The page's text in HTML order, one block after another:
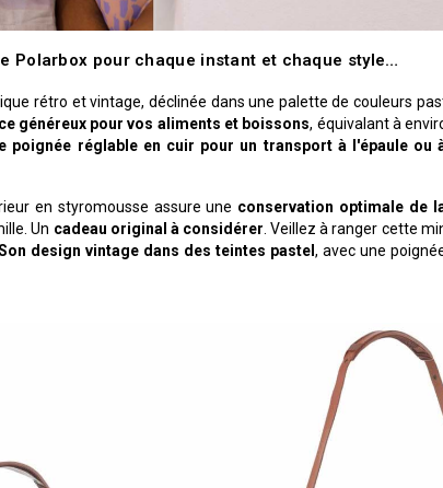
Polarbox pour chaque instant et chaque style…
rétro et vintage, déclinée dans une palette de couleurs
généreux pour vos aliments et boissons, équivalant à
poignée réglable en cuir pour un transport à l'épaule ou
en styromousse assure une conservation optimale de
Un cadeau original à considérer. Veillez à ranger cette
design vintage dans des teintes pastel , avec une